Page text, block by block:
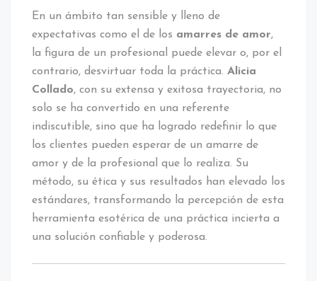
En un ámbito tan sensible y lleno de
expectativas como el de los amarres de amor,
la figura de un profesional puede elevar o, por el
contrario, desvirtuar toda la práctica. Alicia
Collado, con su extensa y exitosa trayectoria, no
solo se ha convertido en una referente
indiscutible, sino que ha logrado redefinir lo que
los clientes pueden esperar de un amarre de
amor y de la profesional que lo realiza. Su
método, su ética y sus resultados han elevado los
estándares, transformando la percepción de esta
herramienta esotérica de una práctica incierta a
una solución confiable y poderosa.